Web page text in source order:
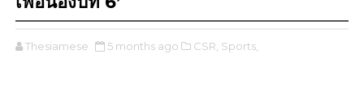
Thesiamese 5 months ago CSR, Sports,